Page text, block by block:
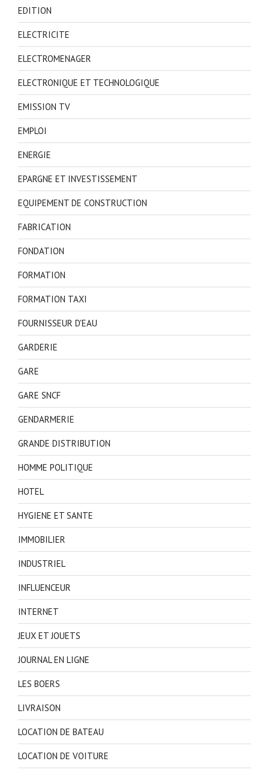
EDITION
ELECTRICITE
ELECTROMENAGER
ELECTRONIQUE ET TECHNOLOGIQUE
EMISSION TV
EMPLOI
ENERGIE
EPARGNE ET INVESTISSEMENT
EQUIPEMENT DE CONSTRUCTION
FABRICATION
FONDATION
FORMATION
FORMATION TAXI
FOURNISSEUR D'EAU
GARDERIE
GARE
GARE SNCF
GENDARMERIE
GRANDE DISTRIBUTION
HOMME POLITIQUE
HOTEL
HYGIENE ET SANTE
IMMOBILIER
INDUSTRIEL
INFLUENCEUR
INTERNET
JEUX ET JOUETS
JOURNAL EN LIGNE
LES BOERS
LIVRAISON
LOCATION DE BATEAU
LOCATION DE VOITURE